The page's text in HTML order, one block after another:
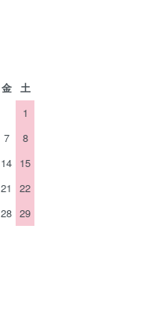
金
土
1
7
8
14 15
21
22
28 29